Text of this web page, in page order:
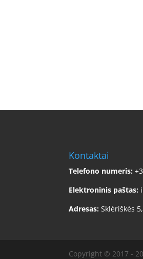
Kontaktai
Telefono numeris:
Elektroninis paštas:
Adresas: Sklėriškės
Copyright © 2017 -